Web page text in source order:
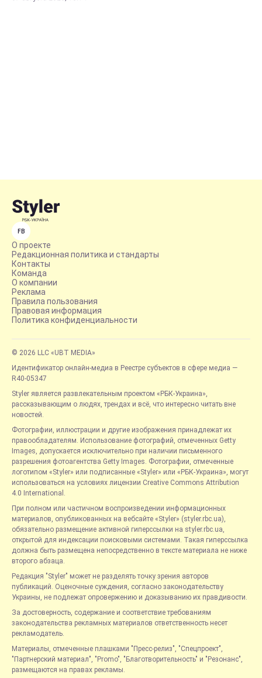
FB
О проекте
Редакционная политика и стандарты
Контакты
Команда
О компании
Реклама
Правила пользования
Правовая информация
Политика конфиденциальности
© 2026 LLC «UBT MEDIA»
Идентификатор онлайн-медиа в Реестре субъектов в сфере медиа —
R40-05347
Styler является развлекательным проектом «РБК-Украина»,
рассказывающим о людях, трендах и всё, что интересно читать вне
новостей.
Фотографии, иллюстрации и другие изображения принадлежат их
правообладателям. Использование фотографий, отмеченных Getty
Images, допускается исключительно при наличии письменного
разрешения фотоагентства Getty Images. Фотографии, отмеченные
логотипом «Styler» или подписанные «Styler» или «РБК-Украина», могут
использоваться на условиях лицензии Creative Commons Attribution
4.0 International.
При полном или частичном воспроизведении информационных
материалов, опубликованных на вебсайте «Styler» (styler.rbc.ua),
обязательно размещение активной гиперссылки на styler.rbc.ua,
открытой для индексации поисковыми системами. Такая гиперссылка
должна быть размещена непосредственно в тексте материала не ниже
второго абзаца.
Редакция "Styler" может не разделять точку зрения авторов
публикаций. Оценочные суждения, согласно законодательству
Украины, не подлежат опровержению и доказыванию их правдивости.
За достоверность, содержание и соответствие требованиям
законодательства рекламных материалов ответственность несет
рекламодатель.
Материалы, отмеченные плашками "Пресс-релиз", "Спецпроект",
"Партнерский материал", "Promo", "Благотворительность" и "Резонанс",
размещаются на правах рекламы.